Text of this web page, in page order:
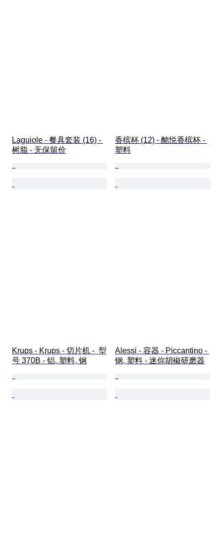
Laguiole - 餐具套装 (16) -
树脂 - 无保留价
香槟杯 (12) - 酩悦香槟杯 -
塑料
Krups - Krups - 切片机 -  型
号 370B - 铝, 塑料, 钢
Alessi - 容器 - Piccantino -
钢, 塑料 - 迷你胡椒研磨器